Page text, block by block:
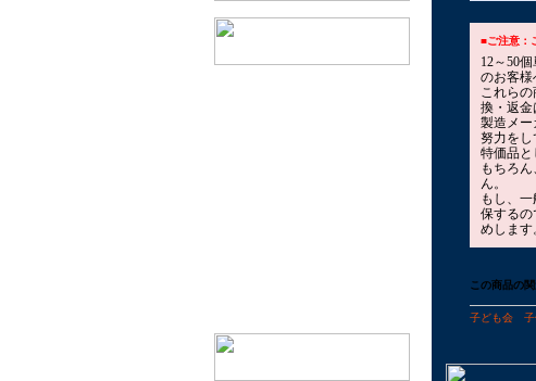
■ご注意：
12～50
のお客様
これら
換・返金
製造メー
努力をし
特価品と
もちろ
ん。
もし、
保するの
めします
この商品の
子ども会